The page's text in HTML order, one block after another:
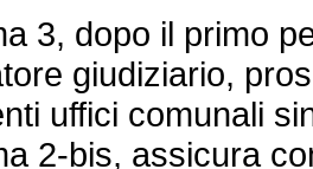
3, dopo il primo
giudiziario,
uffici comunali
2-bis, assicura